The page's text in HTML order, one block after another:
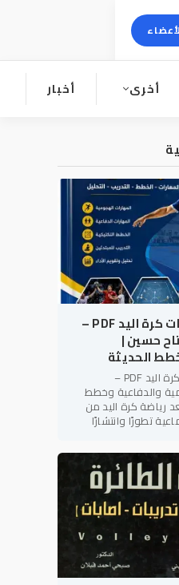
أخرى أخبار
كتاب أساسيات كرة اليد PDF –
حسين |
الحديثة
كتاب أساسيات كرة اليد PDF –
والدفاعية وخطط
رياضة كرة اليد من
تطورًا وانتشارًا
الخططي،